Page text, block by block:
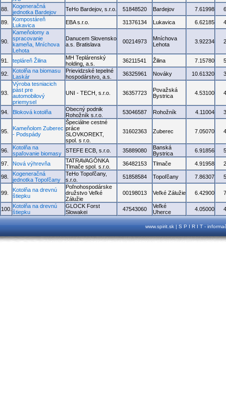
88.
Kogeneračná
jednotka Bardejov
TeHo Bardejov, s.r.o. 51848520 Bardejov 7.61998
89.
Kompostáreň
Lukavica
EBA s.r.o. 31376134 Lukavica 6.62185
90.
Kameňolomy a
spracovanie
kameňa, Mníchova
Lehota
Danucem Slovensko
a.s. Bratislava
00214973
Mníchova
Lehota
3.92234
91. tepláreň Žilina
MH Teplárenský
holding, a.s.
36211541 Žilina 7.15780
92.
Kotolňa na biomasu
Laskár
Prievidzské tepelné
hospodárstvo, a.s.
36325961 Nováky 10.61320
93.
Výroba tesniacich
pást pre
automobilový
priemysel
UNI - TECH, s.r.o. 36357723
Považská
Bystrica
4.53100
94. Bloková kotolňa
Obecný podnik
Rohožník s.r.o.
53046587 Rohožník 4.11004
95.
Kameňolom Zuberec
- Podspády
Špeciálne cestné
práce
SLOVKOREKT,
spol. s r.o.
31602363 Zuberec 7.05070
96.
Kotolňa na
spaľovanie biomasy
STEFE ECB, s.r.o. 35889080
Banská
Bystrica
6.91856
97. Nová výhrevňa
TATRAVAGÓNKA
Tlmače spol. s.r.o.
36482153 Tlmače 4.91958
98.
Kogeneračná
jednotka Topoľčany
TeHo Topoľčany,
s.r.o.
51858584 Topoľčany 7.86307
99.
Kotolňa na drevnú
štiepku
Poľnohospodárske
družstvo Veľké
Zálužie
00198013 Veľké Zálužie 6.42900
100. Kotolňa na drevnú
štiepku
GLOCK Forst
Slowakei
47543060
Veľké
Uherce
4.05000
www.spirit.sk | S P I R I T -